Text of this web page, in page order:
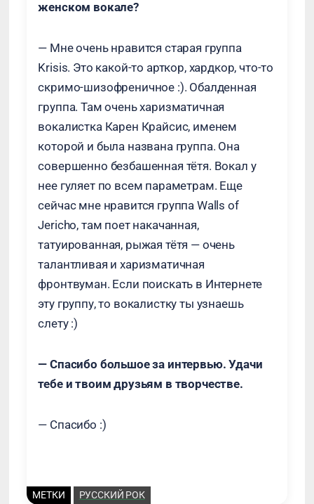
женском вокале?
— Мне очень нравится старая группа
Krisis. Это какой-то арткор, хардкор, что-то
скримо-шизофреничное :). Обалденная
группа. Там очень харизматичная
вокалистка Карен Крайсис, именем
которой и была названа группа. Она
совершенно безбашенная тётя. Вокал у
нее гуляет по всем параметрам. Еще
сейчас мне нравится группа Walls of
Jericho, там поет накачанная,
татуированная, рыжая тётя — очень
талантливая и харизматичная
фронтвуман. Если поискать в Интернете
эту группу, то вокалистку ты узнаешь
слету :)
— Спасибо большое за интервью. Удачи
тебе и твоим друзьям в творчестве.
— Спасибо :)
МЕТКИ РУССКИЙ РОК